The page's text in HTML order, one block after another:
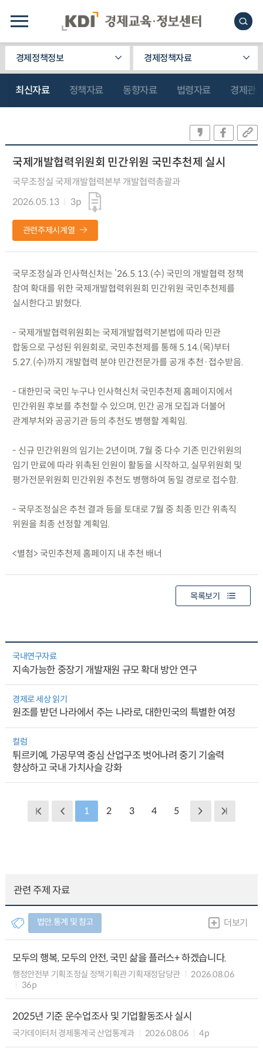
경제정책정보 경제정책자료
최신자료 정책자료 동향자료 법령자료 경제관
국제개발협력위원회 민간위원 국민추천제 실시
국무조정실 국제개발협력본부 개발협력총괄과
2026.05.13
3p
관련주제시계열
국무조정실과 인사혁신처는 ’26.5.13.(수) 국민의 개발협력 정책
참여 확대를 위한 국제개발협력위원회 민간위원 국민추천제를
실시한다고 밝혔다.
- 국제개발협력위원회는 국제개발협력기본법에 따라 민관
합동으로 구성된 위원회로, 국민추천제를 통해 5.14.(목)부터
5.27.(수)까지 개발협력 분야 민간전문가를 공개 추천·접수받음.
- 대한민국 국민 누구나 인사혁신처 국민추천제 홈페이지에서
민간위원 후보를 추천할 수 있으며, 민간 공개 모집과 더불어
관계부처와 공공기관 등의 추천도 병행할 계획임.
- 신규 민간위원의 임기는 2년이며, 7월 중 다수 기존 민간위원의
임기 만료에 따라 위촉된 인원이 활동을 시작하고, 실무위원회 및
평가전문위원회 민간위원 추천도 병행하여 동일 경로로 접수함.
- 국무조정실은 추천 결과 등을 토대로 7월 중 최종 민간 위촉직
위원을 최종 선정할 계획임.
<별첨> 국민추천제 홈페이지 내 추천 배너
목록보기
국내연구자료
지속가능한 중장기 개발재원 규모 확대 방안 연구
경제로 세상 읽기
원조를 받던 나라에서 주는 나라로, 대한민국의 특별한 여정
컬럼
튀르키예, 가공무역 중심 산업구조 벗어나려 중기 기술력
향상하고 국내 가치사슬 강화
1 2 3 4 5
관련 주제 자료
법안.통계 및 참고 더보기
모두의 행복, 모두의 안전, 국민 삶을 플러스+ 하겠습니다.
행정안전부 기획조정실 정책기획관 기획재정담당관
2026.08.06
36p
2025년 기준 운수업조사 및 기업활동조사 실시
국가데이터처 경제통계국 산업통계과 2026.08.06 4p